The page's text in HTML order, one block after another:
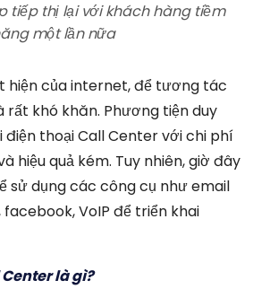
tiếp thị lại với khách hàng tiềm
một lần nữa
hiện của internet, để tương tác
rất khó khăn. Phương tiện duy
thoại Call Center với chi phí
hiệu quả kém. Tuy nhiên, giờ đây
sử dụng các công cụ như email
VoIP để triển khai
là gì?